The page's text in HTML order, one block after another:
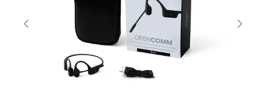
Previous Next